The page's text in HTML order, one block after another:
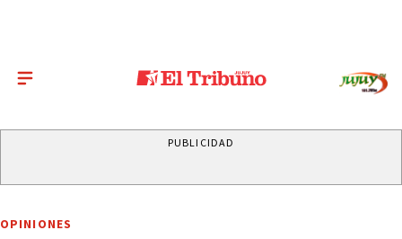
PUBLICIDAD
OPINIONES